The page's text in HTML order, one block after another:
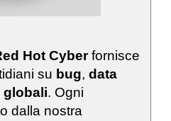
Hot Cyberfornisce
su bug, data
globali. Ogni
dalla nostra